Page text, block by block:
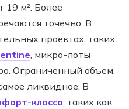
19 м². Более
точечно. В
проектах, таких
, микро-лоты
Ограниченный объем.
ликвидное. В
класса , таких как